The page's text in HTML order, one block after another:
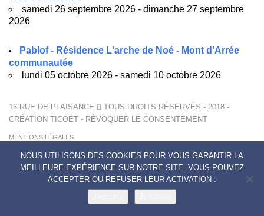
samedi 26 septembre 2026 - dimanche 27 septembre
2026
Pablof - Résidence L'arche de Noé - Mont d'Arrée
communautée
lundi 05 octobre 2026 - samedi 10 octobre 2026
16 RUE DE PLAISANCE
TOUS DROITS RÉSERVÉS - 2018 -
CRÉATION TICOËT - RÉVOQUER LE CONSENTEMENT
MENTIONS LÉGALES
CONTACTS
NOUS UTILISONS DES COOKIES POUR VOUS GARANTIR LA
MEILLEURE EXPÉRIENCE SUR NOTRE SITE. VOUS POUVEZ
ACCEPTER OU REFUSER LEUR ACTIVATION :